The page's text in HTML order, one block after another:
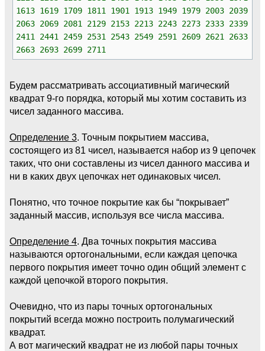
1613 1619 1709 1811 1901 1913 1949 1979 2003 2039
2063 2069 2081 2129 2153 2213 2243 2273 2333 2339
2411 2441 2459 2531 2543 2549 2591 2609 2621 2633
2663 2693 2699 2711
Будем рассматривать ассоциативный магический
квадрат 9-го порядка, который мы хотим составить из
чисел заданного массива.
Определение 3. Точным покрытием массива,
состоящего из 81 чисел, называется набор из 9 цепочек
таких, что они составлены из чисел данного массива и
ни в каких двух цепочках нет одинаковых чисел.
Понятно, что точное покрытие как бы “покрывает”
заданный массив, используя все числа массива.
Определение 4. Два точных покрытия массива
называются ортогональными, если каждая цепочка
первого покрытия имеет точно один общий элемент с
каждой цепочкой второго покрытия.
Очевидно, что из пары точных ортогональных
покрытий всегда можно построить полумагический
квадрат.
А вот магический квадрат не из любой пары точных